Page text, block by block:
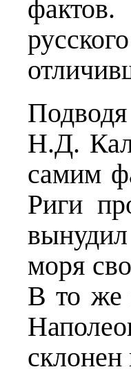
Н.Д.
самим
Риги
вынудил
моря
В то же
склонен